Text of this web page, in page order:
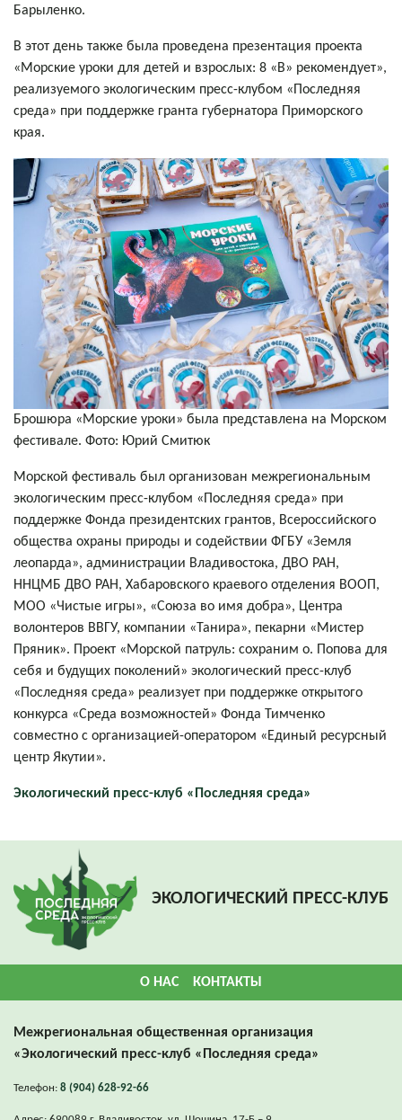
Барыленко.
В этот день также была проведена презентация проекта
«Морские уроки для детей и взрослых: 8 «В» рекомендует»,
реализуемого экологическим пресс-клубом «Последняя
среда» при поддержке гранта губернатора Приморского
края.
Брошюра «Морские уроки» была представлена на Морском
фестивале. Фото: Юрий Смитюк
Морской фестиваль был организован межрегиональным
экологическим пресс-клубом «Последняя среда» при
поддержке Фонда президентских грантов, Всероссийского
общества охраны природы и содействии ФГБУ «Земля
леопарда», администрации Владивостока, ДВО РАН,
ННЦМБ ДВО РАН, Хабаровского краевого отделения ВООП,
МОО «Чистые игры», «Союза во имя добра», Центра
волонтеров ВВГУ, компании «Танира», пекарни «Мистер
Пряник». Проект «Морской патруль: сохраним о. Попова для
себя и будущих поколений» экологический пресс-клуб
«Последняя среда» реализует при поддержке открытого
конкурса «Среда возможностей» Фонда Тимченко
совместно с организацией-оператором «Единый ресурсный
центр Якутии».
Экологический пресс-клуб «Последняя среда»
ЭКОЛОГИЧЕСКИЙ ПРЕСС-КЛУБ
О НАС КОНТАКТЫ
Межрегиональная общественная организация
«Экологический пресс-клуб «Последняя среда»
Телефон: 8 (904) 628-92-66